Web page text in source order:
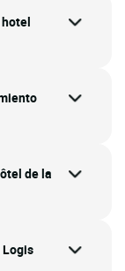
de la
Logis